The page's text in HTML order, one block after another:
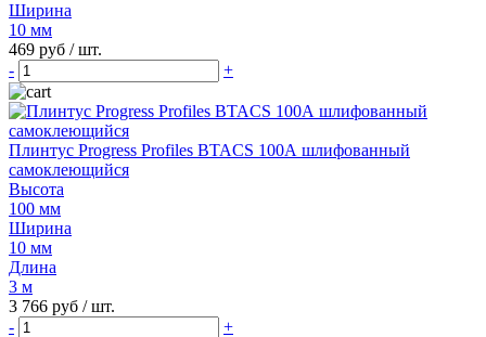
Ширина
10 мм
469 руб / шт.
-
+
Плинтус Progress Profiles BTACS 100А шлифованный
самоклеющийся
Высота
100 мм
Ширина
10 мм
Длина
3 м
3 766 руб / шт.
-
+